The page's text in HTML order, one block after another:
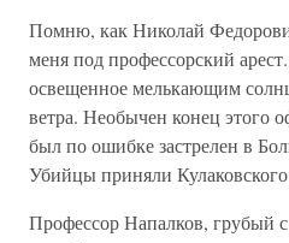
Помню, как Николай
меня под профессорский
освещенное мелькающим
ветра. Необычен конец этого
был по ошибке застрелен в
Убийцы приняли Кулаковского
Профессор Напалков, грубый